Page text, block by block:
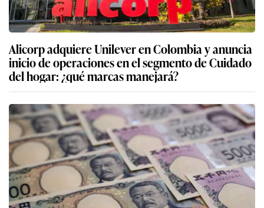
Alicorp adquiere Unilever en Colombia y anuncia
inicio de operaciones en el segmento de Cuidado
del hogar: ¿qué marcas manejará?